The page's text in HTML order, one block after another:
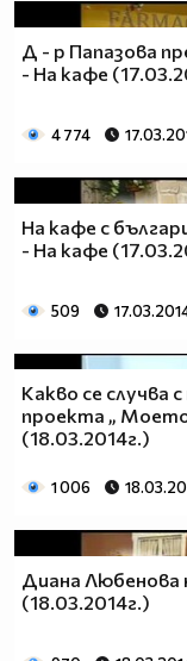
Д - р Папазова
- На кафе
4 774
На кафе с
- На кафе
509
Какво се случва
проекта „
(18.03.2014г.)
1 006
Диана Любенова
(18.03.2014г.)